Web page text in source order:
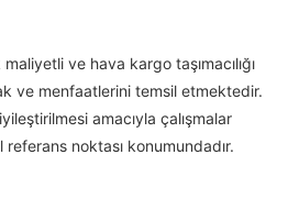
ve hava kargo taşımacılığı
ve menfaatlerini temsil etmektedir.
amacıyla çalışmalar
noktası konumundadır.